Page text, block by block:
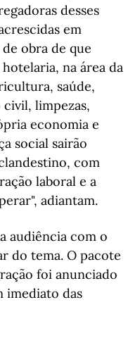
desses
em
obra de que
na área da
saúde,
limpezas,
economia e
social sairão
com
laboral e a
adiantam.
audiência com o
do tema. O pacote
foi anunciado
imediato das